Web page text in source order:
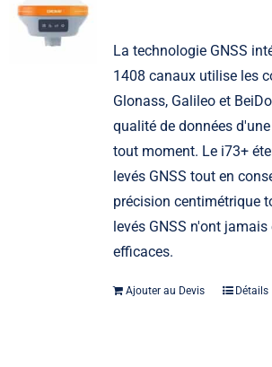
La technologie GNSS
1408 canaux utilise les
Glonass, Galileo et
qualité de données
tout moment. Le i73+
levés GNSS tout en
précision centimétrique
levés GNSS n'ont
efficaces.
Ajouter au Devis Détails